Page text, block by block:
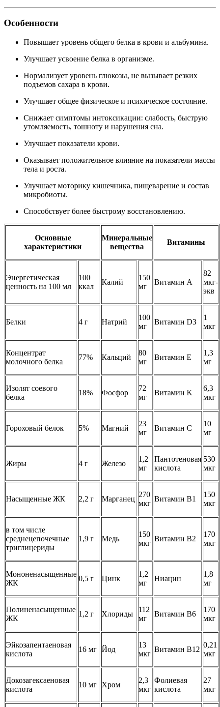
Особенности
Повышает уровень общего белка в крови и альбумина.
Улучшает усвоение белка в организме.
Нормализует уровень глюкозы, не вызывает резких
подъемов сахара в крови.
Улучшает общее физическое и психическое состояние.
Снижает симптомы интоксикации: слабость, быструю
утомляемость, тошноту и нарушения сна.
Улучшает показатели крови.
Оказывает положительное влияние на показатели массы
тела и роста.
Улучшает моторику кишечника, пищеварение и состав
микробиоты.
Способствует более быстрому восстановлению.
Основные
характеристики
Минеральные
вещества
Витамины
Энергетическая
ценность на 100 мл
100
ккал
Калий
150
мг
Витамин A
82
мкг-
экв
Белки 4 г Натрий
100
мг
Витамин D3
1
мкг
Концентрат
молочного белка
77% Кальций
80
мг
Витамин E
1,3
мг
Изолят соевого
белка
18% Фосфор
72
мг
Витамин K
6,3
мкг
Гороховый белок 5% Магний
23
мг
Витамин C
10
мг
Жиры 4 г Железо
1,2
мг
Пантотеновая
кислота
530
мкг
Насыщенные ЖК 2,2 г Марганец
270
мкг
Витамин B1
150
мкг
в том числе
среднецепочечные
триглицериды
1,9 г Медь
150
мкг
Витамин B2
170
мкг
Мононенасыщенные
ЖК
0,5 г Цинк
1,2
мг
Ниацин
1,8
мг
Полиненасыщенные
ЖК
1,2 г Хлориды
112
мг
Витамин B6
170
мкг
Эйкозапентаеновая
кислота
16 мг Йод
13
мкг
Витамин B12
0,21
мкг
Докозагексаеновая
кислота
10 мг Хром
2,3
мкг
Фолиевая
кислота
27
мкг